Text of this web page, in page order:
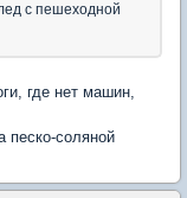
с пешеходной
где нет машин,
песко-соляной